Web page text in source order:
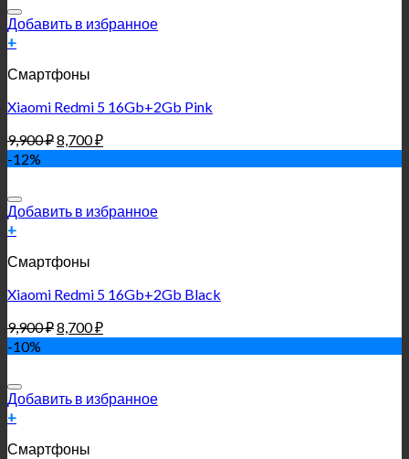
Добавить в избранное
+
Смартфоны
Xiaomi Redmi 5 16Gb+2Gb Pink
9,900₽8,700₽
-12%
Добавить в избранное
+
Смартфоны
Xiaomi Redmi 5 16Gb+2Gb Black
9,900₽8,700₽
-10%
Добавить в избранное
+
Смартфоны